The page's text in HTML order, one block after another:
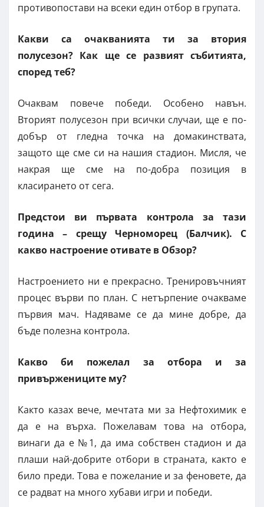
противопостави на всеки един отбор в групата.
Какви са очакванията ти за втория
полусезон? Как ще се развият събитията,
според теб?
Очаквам повече победи. Особено навън.
Вторият полусезон при всички случаи, ще е по-
добър от гледна точка на домакинствата,
защото ще сме си на нашия стадион. Мисля, че
накрая ще сме на по-добра позиция в
класирането от сега.
Предстои ви първата контрола за тази
година – срещу Черноморец (Балчик). С
какво настроение отивате в Обзор?
Настроението ни е прекрасно. Тренировъчният
процес върви по план. С нетърпение очакваме
първия мач. Надяваме се да мине добре, да
бъде полезна контрола.
Какво би пожелал за отбора и за
привържениците му?
Както казах вече, мечтата ми за Нефтохимик е
да е на върха. Пожелавам това на отбора,
винаги да е №1, да има собствен стадион и да
плаши най-добрите отбори в страната, както е
било преди. Това е пожелание и за феновете, да
се радват на много хубави игри и победи.